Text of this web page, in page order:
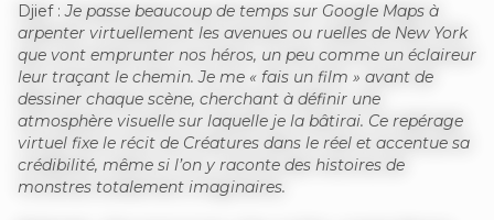
Djief :Je passe beaucoup de temps sur Google Maps à
arpenter virtuellement les avenues ou ruelles de New York
que vont emprunter nos héros, un peu comme un éclaireur
leur traçant le chemin. Je me « fais un film » avant de
dessiner chaque scène, cherchant à définir une
atmosphère visuelle sur laquelle je la bâtirai. Ce repérage
virtuel fixe le récit de Créatures dans le réel et accentue sa
crédibilité, même si l’on y raconte des histoires de
monstres totalement imaginaires.